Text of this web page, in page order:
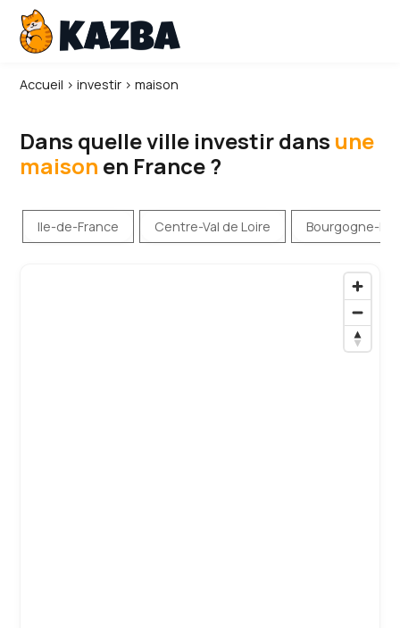
Accueil ›investir ›maison
Dans quelle ville investir dans une
maison en France ?
Ile-de-France Centre-Val de Loire Bourgogne-